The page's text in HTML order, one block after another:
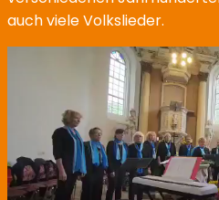
auch viele Volkslieder.